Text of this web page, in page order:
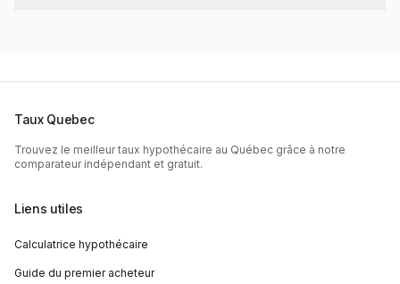
Taux Quebec
Trouvez le meilleur taux hypothécaire au Québec grâce à notre
comparateur indépendant et gratuit.
Liens utiles
Calculatrice hypothécaire
Guide du premier acheteur